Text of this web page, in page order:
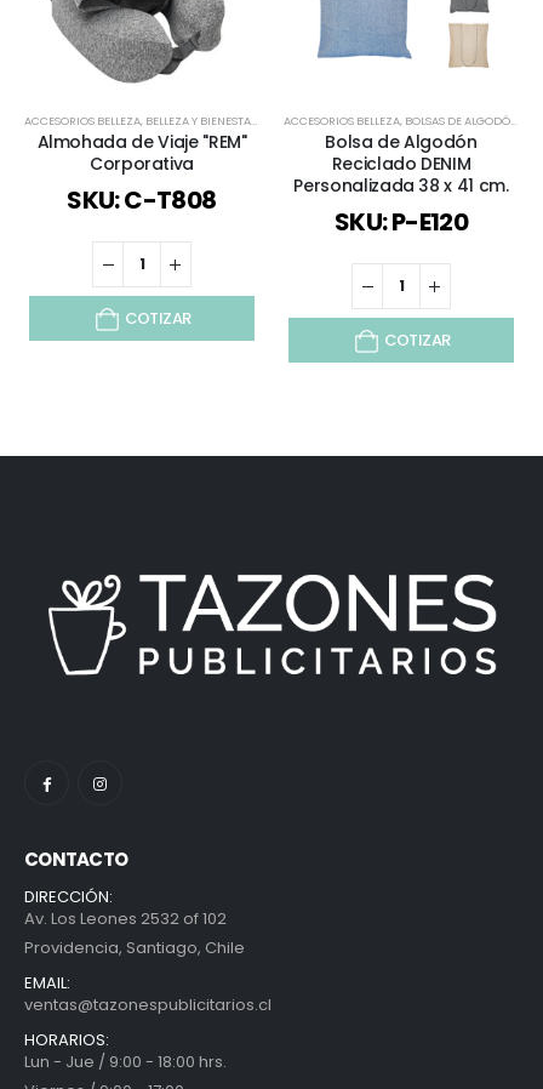
ACCESORIOS BELLEZA, BELLEZA Y BIENESTAR BELLEZA Y SALUD, BIENESTAR Y SALUD,DEPORTES /
Almohada de Viaje "REM"
Corporativa
SKU: C-T808
COTIZAR
ACCESORIOS BELLEZA, BOLSAS DE ALGODÓN
Bolsa de Algodón
Reciclado DENIM
Personalizada 38 x 41 cm.
SKU: P-E120
COTIZAR
CONTACTO
DIRECCIÓN:
Av. Los Leones 2532 of 102
Providencia, Santiago, Chile
EMAIL:
ventas@tazonespublicitarios.cl
HORARIOS:
Lun - Jue / 9:00 - 18:00 hrs.